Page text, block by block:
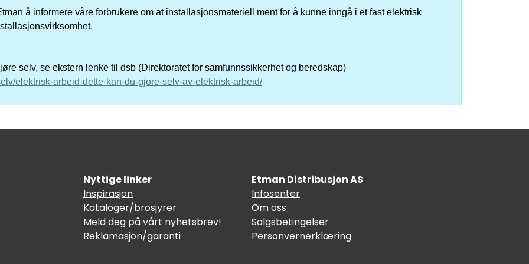
å informere våre forbrukere om at installasjonsmateriell ment for å kunne inngå i et fast elektrisk
selv, se ekstern lenke til dsb (Direktoratet for samfunnssikkerhet og beredskap)
elektrisk-arbeid-dette-kan-du-gjore-selv-av-elektrisk-arbeid/
Nyttige linker
Inspirasjon
Kataloger/brosjyrer
Meld deg på vårt nyhetsbrev!
Reklamasjon/garanti
Etman Distribusjon AS
Infosenter
Om oss
Salgsbetingelser
Personvernerklæring